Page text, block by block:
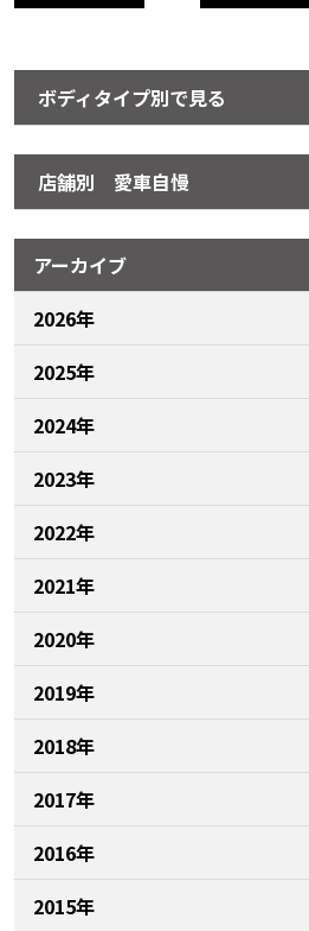
ボディタイプ別で見る
店舗別 愛車自慢
アーカイブ
2026年
2025年
2024年
2023年
2022年
2021年
2020年
2019年
2018年
2017年
2016年
2015年